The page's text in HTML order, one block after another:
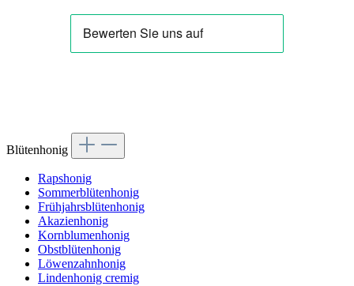
Blütenhonig
Rapshonig
Sommerblütenhonig
Frühjahrsblütenhonig
Akazienhonig
Kornblumenhonig
Obstblütenhonig
Löwenzahnhonig
Lindenhonig cremig